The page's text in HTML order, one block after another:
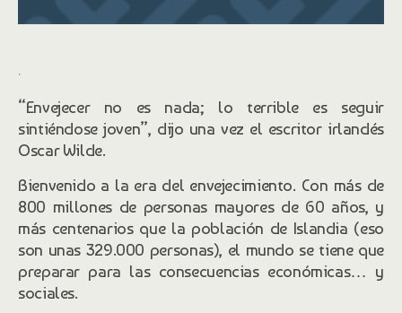
.
“Envejecer no es nada; lo terrible es seguir
sintiéndose joven”, dijo una vez el escritor irlandés
Oscar Wilde.
Bienvenido a la era del envejecimiento. Con más de
800 millones de personas mayores de 60 años, y
más centenarios que la población de Islandia (eso
son unas 329.000 personas), el mundo se tiene que
preparar para las consecuencias económicas… y
sociales.